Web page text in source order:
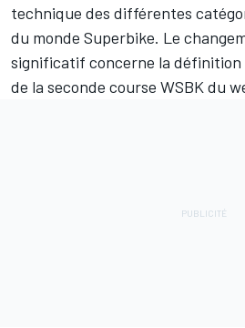
technique des différentes
du monde Superbike. Le
significatif concerne la définition
de la seconde course WSBK du